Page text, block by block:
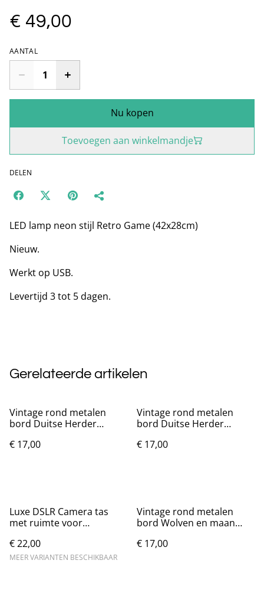
€ 49,00
AANTAL
Nu kopen
Toevoegen aan winkelmandje
DELEN
LED lamp neon stijl Retro Game (42x28cm)
Nieuw.
Werkt op USB.
Levertijd 3 tot 5 dagen.
Gerelateerde artikelen
Vintage rond metalen
bord Duitse Herder
€ 17,00
Vintage rond metalen
bord Duitse Herder
€ 17,00
Luxe DSLR Camera tas
met ruimte voor
€ 22,00
MEER VARIANTEN BESCHIKBAAR
Vintage rond metalen
bord Wolven en maan
€ 17,00